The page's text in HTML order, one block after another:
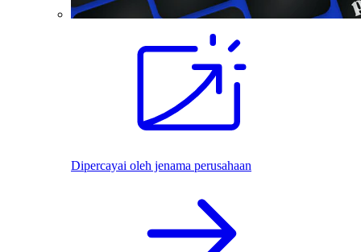
Dipercayai oleh jenama perusahaan